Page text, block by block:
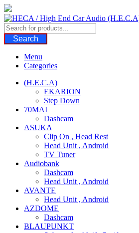
Skip
to
content
Search
Menu
Categories
(H.E.C.A)
EKARION
Step Down
70MAI
Dashcam
ASUKA
Clip On , Head Rest
Head Unit , Android
TV Tuner
Audiobank
Dashcam
Head Unit , Android
AVANTE
Head Unit , Android
AZDOME
Dashcam
BLAUPUNKT